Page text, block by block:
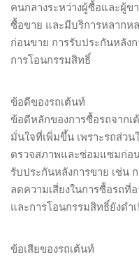
คนกลางระหว่างผู้ซื้อและผู้ข
ซื้อขาย และมีบริการหลากห
ก่อนขาย การรับประกันหลัง
การโอนกรรมสิทธิ์
ข้อดีของรถเต้นท์
ข้อดีหลักของการซื้อรถจาก
มั่นใจที่เพิ่มขึ้น เพราะรถส่ว
ตรวจสภาพและซ่อมแซมก่อ
รับประกันหลังการขาย เช่น
ลดความเสี่ยงในการซื้อรถ
และการโอนกรรมสิทธิ์ยังดำ
ข้อเสียของรถเต้นท์